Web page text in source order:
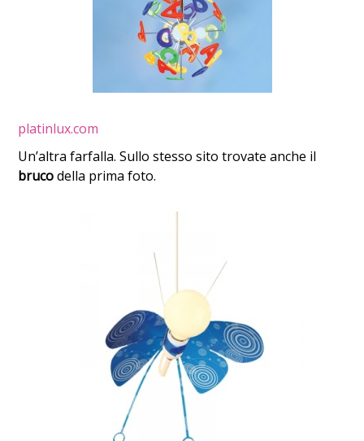
platinlux.com
Un’altra farfalla. Sullo stesso sito trovate anche il
brucodella prima foto.